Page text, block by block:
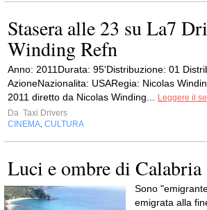
Stasera alle 23 su La7
Winding Refn
Anno: 2011Durata: 95'Distribuzione: 01
AzioneNazionalita: USARegia: Nicolas
2011 diretto da Nicolas Winding...
Leggere il
Da Taxi Drivers
CINEMA CULTURA
Luci e ombre di Calabria
Sono
emigrata alla